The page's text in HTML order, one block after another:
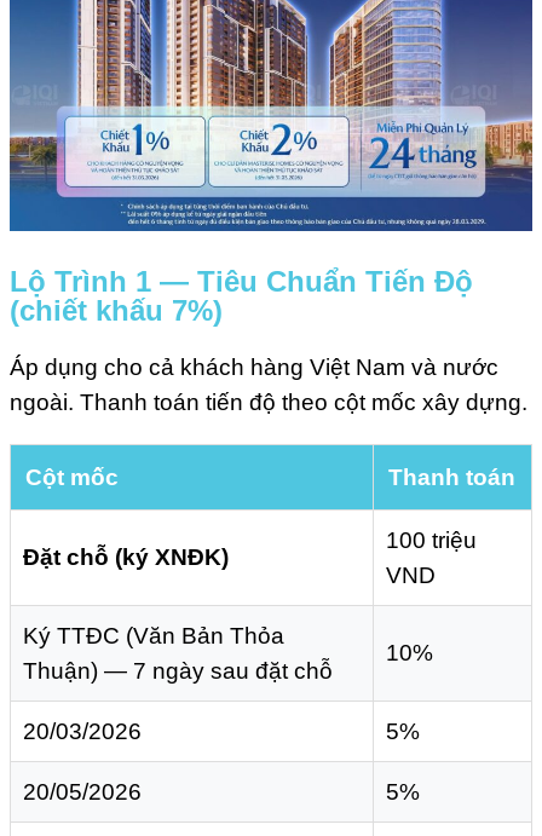
Lộ Trình 1 — Tiêu Chuẩn Tiến Độ
(chiết khấu 7%)
Áp dụng cho cả khách hàng Việt Nam và nước
ngoài. Thanh toán tiến độ theo cột mốc xây dựng.
Cột mốc Thanh toán
Đặt chỗ (ký XNĐK)
100 triệu
VND
Ký TTĐC (Văn Bản Thỏa
Thuận) — 7 ngày sau đặt chỗ
10%
20/03/2026 5%
20/05/2026 5%